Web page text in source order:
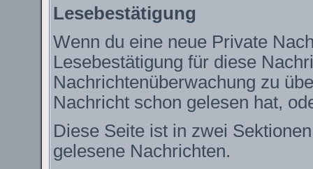
Lesebestätigung
Wenn du eine neue Private
Lesebestätigung für diese
Nachrichtenüberwachung zu
Nachricht schon gelesen hat,
Diese Seite ist in zwei
gelesene Nachrichten.